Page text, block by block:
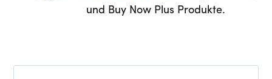
und Buy Now Plus Produkte.